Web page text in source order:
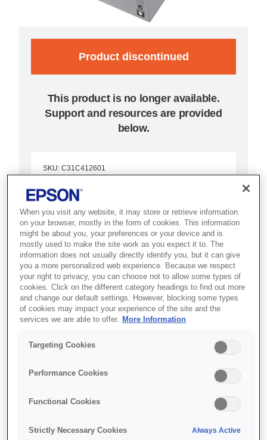
Product discontinued
This product is no longer available.
Support and resources are provided
below.
SKU: C31C412601
TM-L90LF (601): w/o
IF, PS, ECW, Liner-
free
Ідеально для роздрібу та
логістики. Термальний принтер
етикеток TM-L90 Liner-Free з
універсальним друком і меншою
Універсальні етикетки
When you visit any website, it may store or retrieve information
on your browser, mostly in the form of cookies. This information
might be about you, your preferences or your device and is
mostly used to make the site work as you expect it to. The
information does not usually directly identify you, but it can give
you a more personalized web experience. Because we respect
your right to privacy, you can choose not to allow some types of
cookies. Click on the different category headings to find out more
and change our default settings. However, blocking some types
of cookies may impact your experience of the site and the
services we are able to offer. More Information
Targeting Cookies
Performance Cookies
Functional Cookies
Strictly Necessary Cookies Always Active